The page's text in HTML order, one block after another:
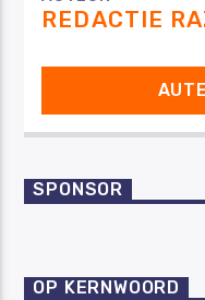
REDACTIE
SPONSOR
OP KERNWOORD